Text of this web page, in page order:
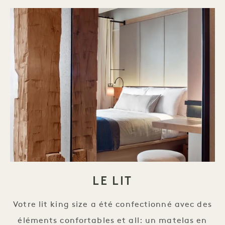
LE LIT
Votre lit king size a été confectionné avec des
éléments confortables et all: un matelas en